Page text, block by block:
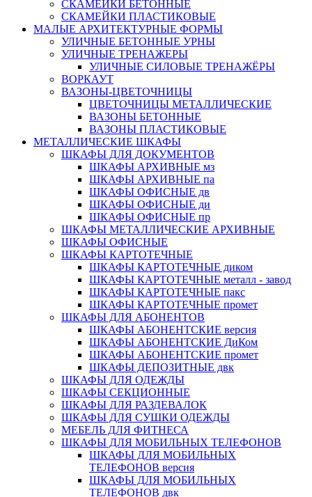
СКАМЕЙКИ БЕТОННЫЕ
СКАМЕЙКИ ПЛАСТИКОВЫЕ
МАЛЫЕ АРХИТЕКТУРНЫЕ ФОРМЫ
УЛИЧНЫЕ БЕТОННЫЕ УРНЫ
УЛИЧНЫЕ ТРЕНАЖЕРЫ
УЛИЧНЫЕ СИЛОВЫЕ ТРЕНАЖЁРЫ
ВОРКАУТ
ВАЗОНЫ-ЦВЕТОЧНИЦЫ
ЦВЕТОЧНИЦЫ МЕТАЛЛИЧЕСКИЕ
ВАЗОНЫ БЕТОННЫЕ
ВАЗОНЫ ПЛАСТИКОВЫЕ
МЕТАЛЛИЧЕСКИЕ ШКАФЫ
ШКАФЫ ДЛЯ ДОКУМЕНТОВ
ШКАФЫ АРХИВНЫЕ мз
ШКАФЫ АРХИВНЫЕ па
ШКАФЫ ОФИСНЫЕ дв
ШКАФЫ ОФИСНЫЕ ди
ШКАФЫ ОФИСНЫЕ пр
ШКАФЫ МЕТАЛЛИЧЕСКИЕ АРХИВНЫЕ
ШКАФЫ ОФИСНЫЕ
ШКАФЫ КАРТОТЕЧНЫЕ
ШКАФЫ КАРТОТЕЧНЫЕ диком
ШКАФЫ КАРТОТЕЧНЫЕ металл - завод
ШКАФЫ КАРТОТЕЧНЫЕ пакс
ШКАФЫ КАРТОТЕЧНЫЕ промет
ШКАФЫ ДЛЯ АБОНЕНТОВ
ШКАФЫ АБОНЕНТСКИЕ версия
ШКАФЫ АБОНЕНТСКИЕ ДиКом
ШКАФЫ АБОНЕНТСКИЕ промет
ШКАФЫ ДЕПОЗИТНЫЕ двк
ШКАФЫ ДЛЯ ОДЕЖДЫ
ШКАФЫ СЕКЦИОННЫЕ
ШКАФЫ ДЛЯ РАЗДЕВАЛОК
ШКАФЫ ДЛЯ СУШКИ ОДЕЖДЫ
МЕБЕЛЬ ДЛЯ ФИТНЕСА
ШКАФЫ ДЛЯ МОБИЛЬНЫХ ТЕЛЕФОНОВ
ШКАФЫ ДЛЯ МОБИЛЬНЫХ
ТЕЛЕФОНОВ версия
ШКАФЫ ДЛЯ МОБИЛЬНЫХ
ТЕЛЕФОНОВ двк